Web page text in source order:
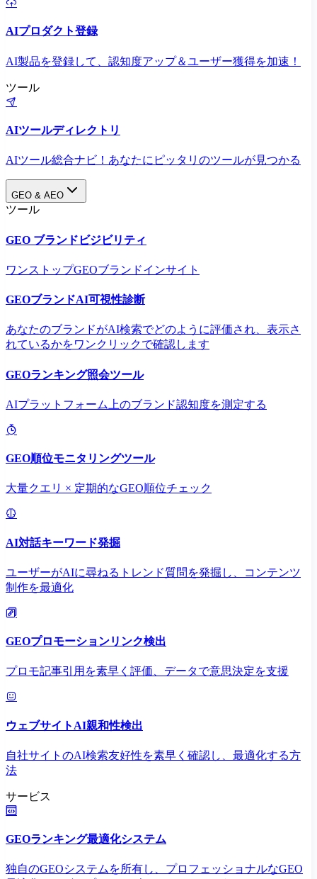
AIプロダクト登録
AI製品を登録して、認知度アップ＆ユーザー獲得を加速！
ツール
AIツールディレクトリ
AIツール総合ナビ！あなたにピッタリのツールが見つかる
GEO & AEO
ツール
GEO ブランドビジビリティ
ワンストップGEOブランドインサイト
GEOブランドAI可視性診断
あなたのブランドがAI検索でどのように評価され、表示さ
れているかをワンクリックで確認します
GEOランキング照会ツール
AIプラットフォーム上のブランド認知度を測定する
GEO順位モニタリングツール
大量クエリ × 定期的なGEO順位チェック
AI対話キーワード発掘
ユーザーがAIに尋ねるトレンド質問を発掘し、コンテンツ
制作を最適化
GEOプロモーションリンク検出
プロモ記事引用を素早く評価、データで意思決定を支援
ウェブサイトAI親和性検出
自社サイトのAI検索友好性を素早く確認し、最適化する方
法
サービス
GEOランキング最適化システム
独自のGEOシステムを所有し、プロフェッショナルなGEO